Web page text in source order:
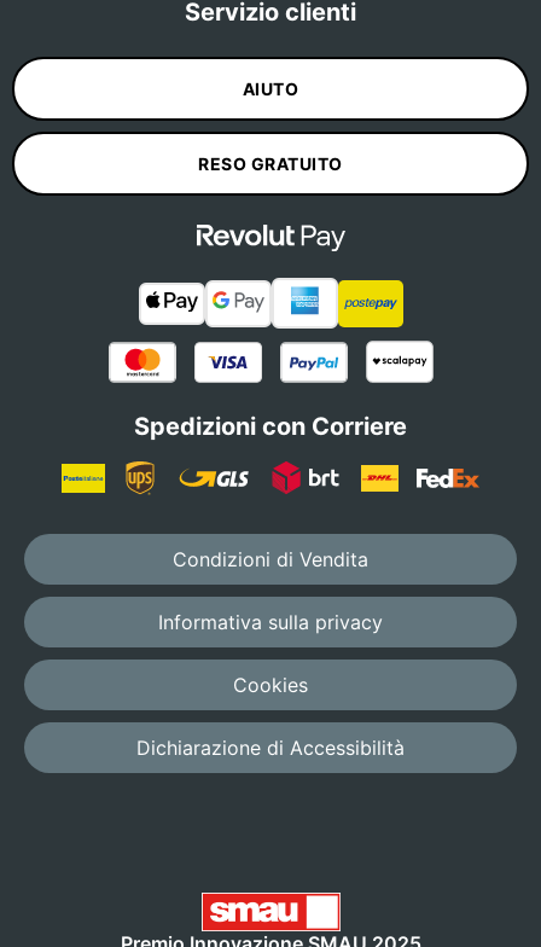
Servizio clienti
AIUTO
RESO GRATUITO
Spedizioni con Corriere
Condizioni di Vendita
Informativa sulla privacy
Cookies
Dichiarazione di Accessibilità